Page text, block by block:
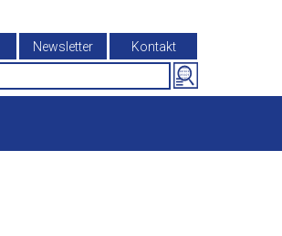
Newsletter
Kontakt
Search
for: